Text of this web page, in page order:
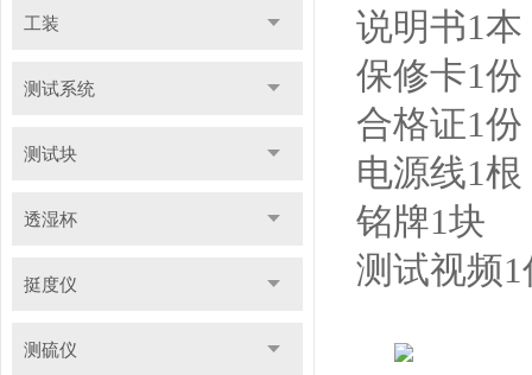
工装
测试系统
测试块
透湿杯
挺度仪
测硫仪
说明书1本
保修卡1份
合格证1份
电源线1根
铭牌1块
测试视频1